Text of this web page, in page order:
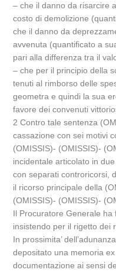
– che il danno da risarcire
costo di demolizione
che il danno da
avvenuta (quantificato a
pari alla differenza tra il
– che per il principio della
tenuti al rimborso delle
geometra e quindi la sua
favore dei convenuti
2 Contro tale sentenza
cassazione con sei motivi
(OMISSIS)- (OMISSIS)-
incidentale articolato in
con separati controricorsi,
il ricorso principale della
(OMISSIS)- (OMISSIS)-
Il Procuratore Generale
insistendo per il rigetto dei
In prossimita’
depositato una memoria
documentazione ai sensi